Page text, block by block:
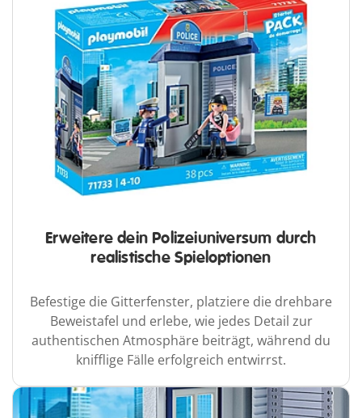
Erweitere dein Polizeiuniversum durch
realistische Spieloptionen
Befestige die Gitterfenster, platziere die drehbare
Beweistafel und erlebe, wie jedes Detail zur
authentischen Atmosphäre beiträgt, während du
knifflige Fälle erfolgreich entwirrst.